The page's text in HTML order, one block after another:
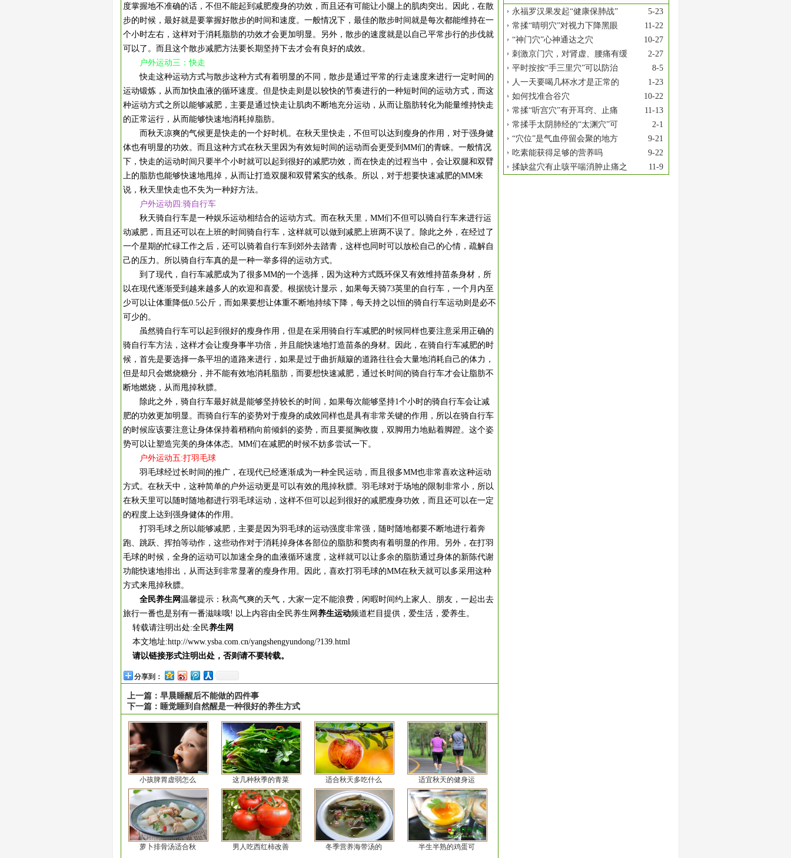
度掌握地不准确的话，不但不能起到减肥瘦身的功效，而且还有可能让小腿上的肌肉突出。因此，在散
步的时候，最好就是要掌握好散步的时间和速度。一般情况下，最佳的散步时间就是每次都能维持在一
个小时左右，这样对于消耗脂肪的功效才会更加明显。另外，散步的速度就是以自己平常步行的步伐就
可以了。而且这个散步减肥方法要长期坚持下去才会有良好的成效。
户外运动三：快走
快走这种运动方式与散步这种方式有着明显的不同，散步是通过平常的行走速度来进行一定时间的
运动锻炼，从而加快血液的循环速度。但是快走则是以较快的节奏进行的一种短时间的运动方式，而这
种运动方式之所以能够减肥，主要是通过快走让肌肉不断地充分运动，从而让脂肪转化为能量维持快走
的正常运行，从而能够快速地消耗掉脂肪。
而秋天凉爽的气候更是快走的一个好时机。在秋天里快走，不但可以达到瘦身的作用，对于强身健
体也有明显的功效。而且这种方式在秋天里因为有效短时间的运动而会更受到MM们的青睐。一般情况
下，快走的运动时间只要半个小时就可以起到很好的减肥功效，而在快走的过程当中，会让双腿和双臂
上的脂肪也能够快速地甩掉，从而让打造双腿和双臂紧实的线条。所以，对于想要快速减肥的MM来
说，秋天里快走也不失为一种好方法。
户外运动四:骑自行车
秋天骑自行车是一种娱乐运动相结合的运动方式。而在秋天里，MM们不但可以骑自行车来进行运
动减肥，而且还可以在上班的时间骑自行车，这样就可以做到减肥上班两不误了。除此之外，在经过了
一个星期的忙碌工作之后，还可以骑着自行车到郊外去踏青，这样也同时可以放松自己的心情，疏解自
己的压力。所以骑自行车真的是一种一举多得的运动方式。
到了现代，自行车减肥成为了很多MM的一个选择，因为这种方式既环保又有效维持苗条身材，所
以在现代逐渐受到越来越多人的欢迎和喜爱。根据统计显示，如果每天骑73英里的自行车，一个月内至
少可以让体重降低0.5公斤，而如果要想让体重不断地持续下降，每天持之以恒的骑自行车运动则是必不
可少的。
虽然骑自行车可以起到很好的瘦身作用，但是在采用骑自行车减肥的时候同样也要注意采用正确的
骑自行车方法，这样才会让瘦身事半功倍，并且能快速地打造苗条的身材。因此，在骑自行车减肥的时
候，首先是要选择一条平坦的道路来进行，如果是过于曲折颠簸的道路往往会大量地消耗自己的体力，
但是却只会燃烧糖分，并不能有效地消耗脂肪，而要想快速减肥，通过长时间的骑自行车才会让脂肪不
断地燃烧，从而甩掉秋膘。
除此之外，骑自行车最好就是能够坚持较长的时间，如果每次能够坚持1个小时的骑自行车会让减
肥的功效更加明显。而骑自行车的姿势对于瘦身的成效同样也是具有非常关键的作用，所以在骑自行车
的时候应该要注意让身体保持着稍稍向前倾斜的姿势，而且要挺胸收腹，双脚用力地贴着脚蹬。这个姿
势可以让塑造完美的身体体态。MM们在减肥的时候不妨多尝试一下。
户外运动五:打羽毛球
羽毛球经过长时间的推广，在现代已经逐渐成为一种全民运动，而且很多MM也非常喜欢这种运动
方式。在秋天中，这种简单的户外运动更是可以有效的甩掉秋膘。羽毛球对于场地的限制非常小，所以
在秋天里可以随时随地都进行羽毛球运动，这样不但可以起到很好的减肥瘦身功效，而且还可以在一定
的程度上达到强身健体的作用。
打羽毛球之所以能够减肥，主要是因为羽毛球的运动强度非常强，随时随地都要不断地进行着奔
跑、跳跃、挥拍等动作，这些动作对于消耗掉身体各部位的脂肪和赘肉有着明显的作用。另外，在打羽
毛球的时候，全身的运动可以加速全身的血液循环速度，这样就可以让多余的脂肪通过身体的新陈代谢
功能快速地排出，从而达到非常显著的瘦身作用。因此，喜欢打羽毛球的MM在秋天就可以多采用这种
方式来甩掉秋膘。
全民养生网温馨提示：秋高气爽的天气，大家一定不能浪费，闲暇时间约上家人、朋友，一起出去
旅行一番也是别有一番滋味哦! 以上内容由全民养生网 养生运动频道栏目提供，爱生活，爱养生。
转载请注明出处:全民养生网
本文地址:http://www.ysba.com.cn/yangshengyundong/?139.html
请以链接形式注明出处，否则请不要转载。
分享到：
上一篇： 早晨睡醒后不能做的四件事
下一篇： 睡觉睡到自然醒是一种很好的养生方式
小孩脾胃虚弱怎么 这几种秋季的青菜 适合秋天多吃什么 适宜秋天的健身运
萝卜排骨汤适合秋 男人吃西红柿改善 冬季营养海带汤的 半生半熟的鸡蛋可
5-23
永福罗汉果发起“健康保肺战”
11-22
常揉“晴明穴”对视力下降黑眼
10-27
“神门穴”心神通达之穴
2-27
刺激京门穴，对肾虚、腰痛有缓
8-5
平时按按“手三里穴”可以防治
1-23
人一天要喝几杯水才是正常的
10-22
如何找准合谷穴
11-13
常揉“听宫穴”有开耳窍、止痛
2-1
常揉手太阴肺经的“太渊穴”可
9-21
“穴位”是气血停留会聚的地方
9-22
吃素能获得足够的营养吗
11-9
揉缺盆穴有止咳平喘消肿止痛之